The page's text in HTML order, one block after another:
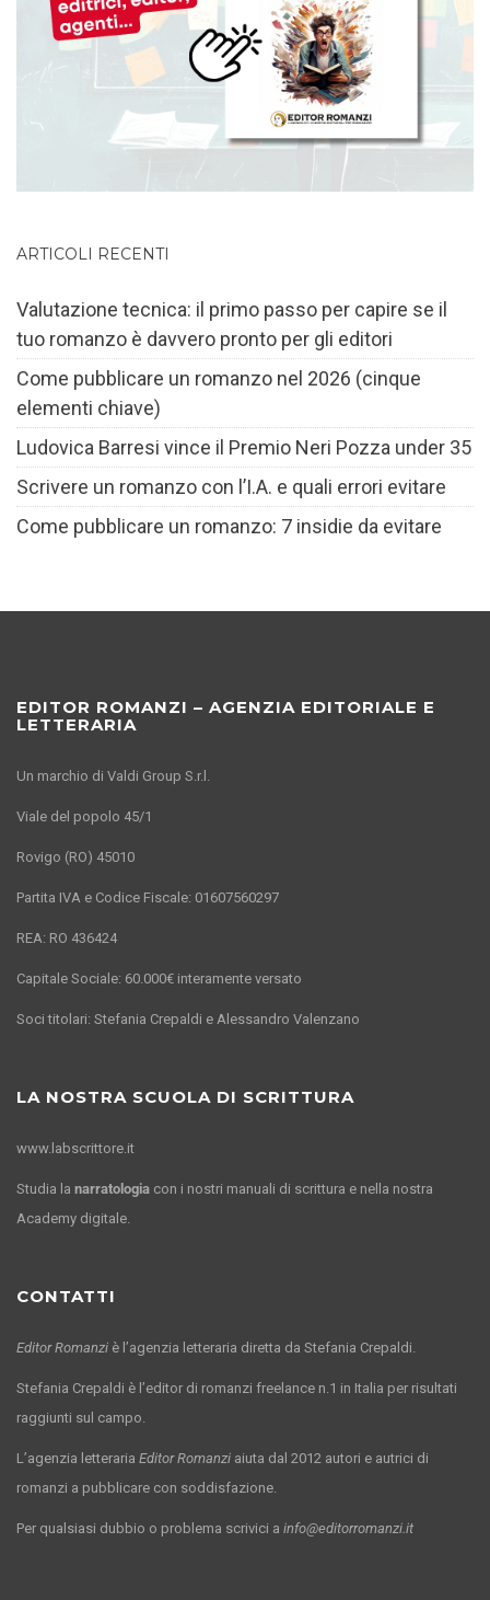
ARTICOLI RECENTI
Valutazione tecnica: il primo passo per capire se il
tuo romanzo è davvero pronto per gli editori
Come pubblicare un romanzo nel 2026 (cinque
elementi chiave)
Ludovica Barresi vince il Premio Neri Pozza under 35
Scrivere un romanzo con l’I.A. e quali errori evitare
Come pubblicare un romanzo: 7 insidie da evitare
EDITOR ROMANZI – AGENZIA EDITORIALE E
LETTERARIA
Un marchio di Valdi Group S.r.l.
Viale del popolo 45/1
Rovigo (RO) 45010
Partita IVA e Codice Fiscale: 01607560297
REA: RO 436424
Capitale Sociale: 60.000€ interamente versato
Soci titolari: Stefania Crepaldi e Alessandro Valenzano
LA NOSTRA SCUOLA DI SCRITTURA
www.labscrittore.it
Studia la narratologia con i nostri manuali di scrittura e nella nostra
Academy digitale.
CONTATTI
Editor Romanzi è l’agenzia letteraria diretta da Stefania Crepaldi.
Stefania Crepaldi è l’editor di romanzi freelance n.1 in Italia per risultati
raggiunti sul campo.
L’agenzia letteraria Editor Romanzi aiuta dal 2012 autori e autrici di
romanzi a pubblicare con soddisfazione.
Per qualsiasi dubbio o problema scrivici a info@editorromanzi.it